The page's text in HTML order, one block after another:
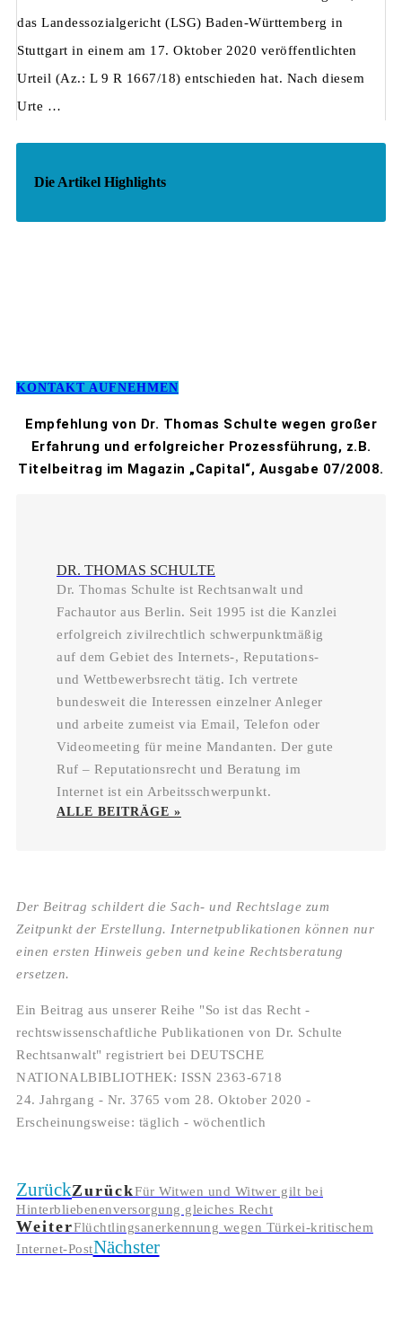
das Landessozialgericht (LSG) Baden-Württemberg in
Stuttgart in einem am 17. Oktober 2020 veröffentlichten
Urteil (Az.: L 9 R 1667/18) entschieden hat. Nach diesem
Urte …
Die Artikel Highlights
KONTAKT AUFNEHMEN
Empfehlung von Dr. Thomas Schulte wegen großer
Erfahrung und erfolgreicher Prozessführung, z.B.
Titelbeitrag im Magazin „Capital“, Ausgabe 07/2008.
DR. THOMAS SCHULTE
Dr. Thomas Schulte ist Rechtsanwalt und
Fachautor aus Berlin. Seit 1995 ist die Kanzlei
erfolgreich zivilrechtlich schwerpunktmäßig
auf dem Gebiet des Internets-, Reputations-
und Wettbewerbsrecht tätig. Ich vertrete
bundesweit die Interessen einzelner Anleger
und arbeite zumeist via Email, Telefon oder
Videomeeting für meine Mandanten. Der gute
Ruf – Reputationsrecht und Beratung im
Internet ist ein Arbeitsschwerpunkt.
ALLE BEITRÄGE »
Der Beitrag schildert die Sach- und Rechtslage zum
Zeitpunkt der Erstellung. Internetpublikationen können nur
einen ersten Hinweis geben und keine Rechtsberatung
ersetzen.
Ein Beitrag aus unserer Reihe "So ist das Recht -
rechtswissenschaftliche Publikationen von Dr. Schulte
Rechtsanwalt" registriert bei DEUTSCHE
NATIONALBIBLIOTHEK: ISSN 2363-6718
24. Jahrgang - Nr. 3765 vom 28. Oktober 2020 -
Erscheinungsweise: täglich - wöchentlich
ZurückZurückFür Witwen und Witwer gilt bei
Hinterbliebenenversorgung gleiches Recht
WeiterFlüchtlingsanerkennung wegen Türkei-kritischem
Internet-PostNächster